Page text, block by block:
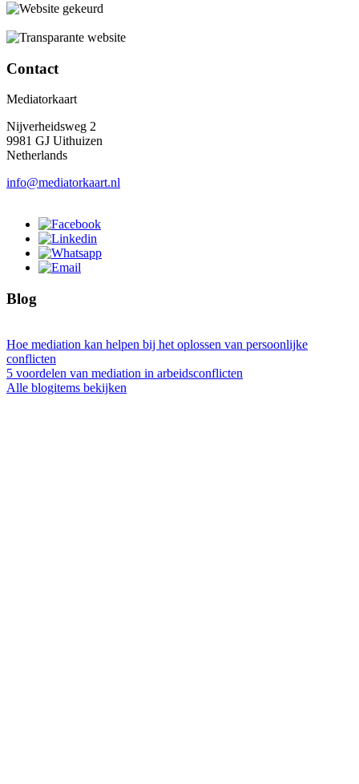
Contact
Mediatorkaart
Nijverheidsweg 2
9981 GJ Uithuizen
Netherlands
info@mediatorkaart.nl
Blog
Hoe mediation kan helpen bij het oplossen van persoonlijke
conflicten
5 voordelen van mediation in arbeidsconflicten
Alle blogitems bekijken